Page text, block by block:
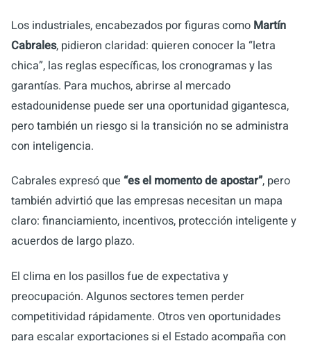
Los industriales, encabezados por figuras como Martín
Cabrales, pidieron claridad: quieren conocer la “letra
chica”, las reglas específicas, los cronogramas y las
garantías. Para muchos, abrirse al mercado
estadounidense puede ser una oportunidad gigantesca,
pero también un riesgo si la transición no se administra
con inteligencia.
Cabrales expresó que “es el momento de apostar”, pero
también advirtió que las empresas necesitan un mapa
claro: financiamiento, incentivos, protección inteligente y
acuerdos de largo plazo.
El clima en los pasillos fue de expectativa y
preocupación. Algunos sectores temen perder
competitividad rápidamente. Otros ven oportunidades
para escalar exportaciones si el Estado acompaña con